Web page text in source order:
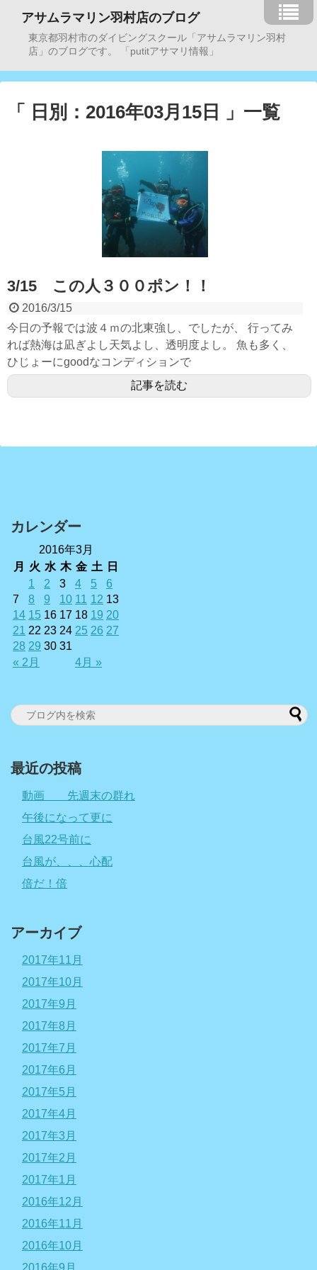
アサムラマリン羽村店のブログ
東京都羽村市のダイビングスクール「アサムラマリン羽村
店」のブログです。 「putitアサマリ情報」
「 日別：2016年03月15日 」一覧
3/15 この人３００ポン！！
2016/3/15
今日の予報では波４ｍの北東強し、でしたが、 行ってみ
れば熱海は凪ぎよし天気よし、透明度よし。 魚も多く、
ひじょーにgoodなコンディションで
記事を読む
カレンダー
2016年3月
月
火 水 木 金 土 日
« 2月 4月 »
1 2 3 4 5
6
7
8 9 10 11 12 13
14 15 16 17 18 19 20
21 22 23 24 25 26 27
28 29 30 31
最近の投稿
動画 先週末の群れ
午後になって更に
台風22号前に
台風が、、、心配
倍だ！倍
アーカイブ
2017年11月
2017年10月
2017年9月
2017年8月
2017年7月
2017年6月
2017年5月
2017年4月
2017年3月
2017年2月
2017年1月
2016年12月
2016年11月
2016年10月
2016年9月